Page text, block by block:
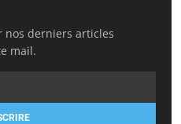
nos derniers articles
mail.